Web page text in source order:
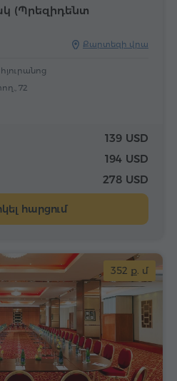
(Պրեզիդենտ
Քարտեզի վրա
72
139 USD
194 USD
278 USD
հարցում
352 ք. մ